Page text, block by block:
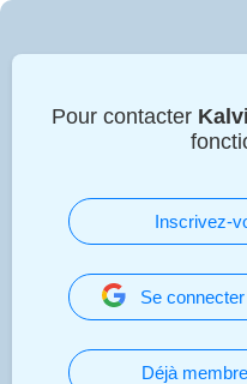
Pour contacter
Inscrivez-
Se
Déjà